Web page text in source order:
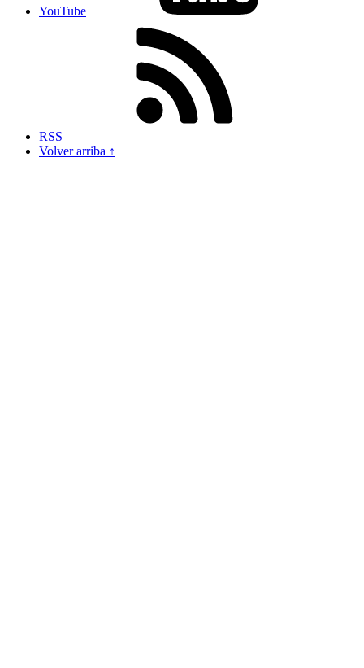
YouTube
RSS
Volver arriba ↑